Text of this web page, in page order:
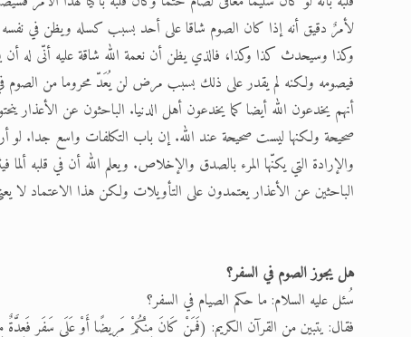
لأمرٌ دقيق أنه إذا كان الصوم شاقا على أحد بسبب كسله ويظن في
وكذا وسيحدث كذا وكذا، فالذي يظن أن نعمة الله شاقة عليه أنّى له
فيصومه ولكنه لم يقدر على ذلك بسبب مرض لن يُعَدّ محروما من الصوم في
أنهم يخدعون الله أيضا كما يخدعون أهل الدنيا. الباحثون عن الأعذار
صحيحة ولكنها ليست صحيحة عند الله. إن باب التكلفات واسع جدا. لو
والإرادة التي يكنّها المرء بالصدق والإخلاص. ويعلم الله أن في قلبه
الباحثين عن الأعذار يعتمدون على التأويلات ولكن هذا الاعتماد لا يعني عند
هل يجوز الصوم في السفر؟
سُئل عليه السلام: ما حكم الصيام في السفر؟
فقال: يتبين من القرآن الكريم: (فَمَنْ كَانَ مِنْكُمْ مَرِيضًا أَوْ عَلَى سَفَرٍ